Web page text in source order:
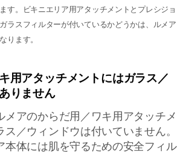
す。ビキニエリア用アタッチメントとプレシジョ
ラスフィルターが付いているかどうかは、ルメア
ります。
用アタッチメントにはガラス／
りません
メアのからだ用／ワキ用アタッチメ
ス／ウィンドウは付いていません。
本体には肌を守るための安全フィル